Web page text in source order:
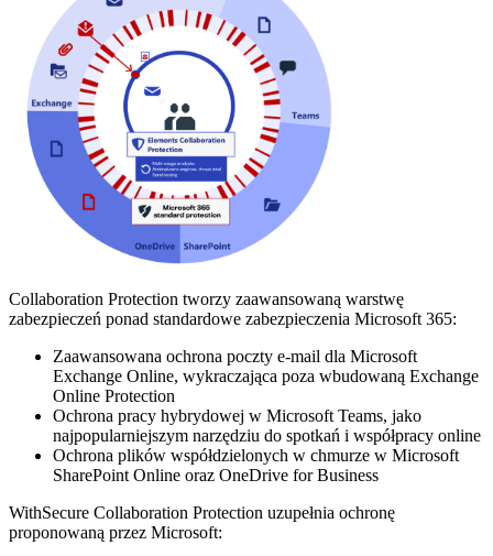
Collaboration Protection tworzy zaawansowaną warstwę
zabezpieczeń ponad standardowe zabezpieczenia Microsoft 365:
Zaawansowana ochrona poczty e-mail dla Microsoft
Exchange Online, wykraczająca poza wbudowaną Exchange
Online Protection
Ochrona pracy hybrydowej w Microsoft Teams, jako
najpopularniejszym narzędziu do spotkań i współpracy online
Ochrona plików współdzielonych w chmurze w Microsoft
SharePoint Online oraz OneDrive for Business
WithSecure Collaboration Protection uzupełnia ochronę
proponowaną przez Microsoft: